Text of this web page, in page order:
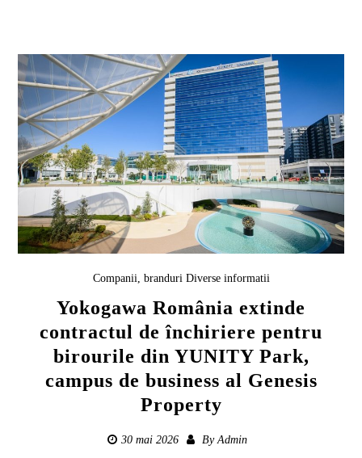
Companii, branduri Diverse informatii
Yokogawa România extinde
contractul de închiriere pentru
birourile din YUNITY Park,
campus de business al Genesis
Property
30 mai 2026 ByAdmin